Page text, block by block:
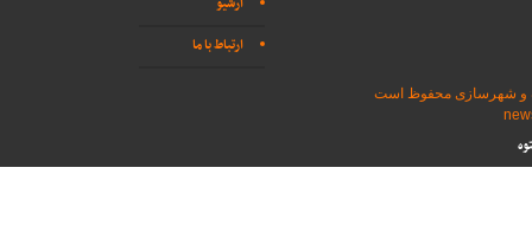
ارتباط با ما
و شهرسازی محفوظ است